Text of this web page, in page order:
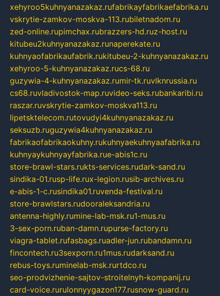
xehyroo5kuhnyanazakaz.rufabrikayfabrikaefabrika.ru
vskrytie-zamkov-moskva-113.rubiletnadom.ru
zed-online.rupimchax.rubrazzers-hd.ruz-host.ru
kitubeu2kuhnyanazakaz.runaperekate.ru
kuhnyaofabrikaufabrik.rukitubeu-2-kuhnyanazakaz.ru
xehyroo-5-kuhnyanazakaz.rucs-68.ru
guzywia-4-kuhnyanazakaz.rumir-tk.ruvlknrussia.ru
cs68.ruvladivostok-map.ruvideo-seks.rubankaribi.ru
raszar.ruvskrytie-zamkov-moskva113.ru
lipetsktelecom.rutovudyi4kuhnyanazakaz.ru
seksuzb.ruguzywia4kuhnyanazakaz.ru
fabrikaofabrikaokuhny.rukuhnyaekuhnyaafabrika.ru
kuhnyaykuhnyayfabrika.rue-abis1c.ru
store-brawl-stars.rukts-services.rudark-sand.ru
sindika-01.rusp-life.rux-legion.rusib-archives.ru
e-abis-1-c.rusindika01.ruvenda-festival.ru
store-brawlstars.rudooraleksandria.ru
antenna-highly.rumine-lab-msk.ru1-mus.ru
3-sex-porn.ruban-damn.rupurse-factory.ru
viagra-tablet.rufasbags.ruadler-jun.rubandamn.ru
fincontech.ru3sexporn.ru1mus.rudarksand.ru
rebus-toys.ruminelab-msk.rurtdco.ru
seo-prodvizhenie-sajtov-stroitelnyh-kompanij.ru
card-voice.rurulonnyygazon177.rusnow-guard.ru